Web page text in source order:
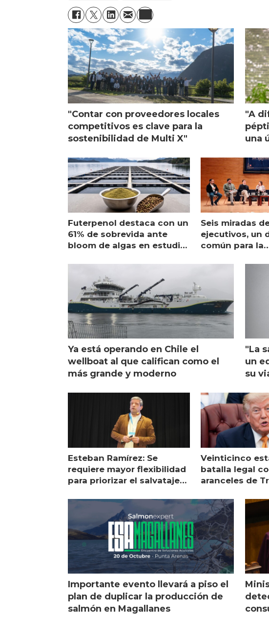
"Contar con proveedores locales
competitivos es clave para la
sostenibilidad de Multi X"
"A
una
Futerpenol destaca con un
61% de sobrevida ante
bloom de algas en estudio
Seis miradas
ejecutivos, un
común para la
Ya está operando en Chile el
wellboat al que califican como el
más grande y moderno
"La
un
su
Esteban Ramírez: Se
requiere mayor flexibilidad
para priorizar el salvataje
Veinticinco
batalla legal
aranceles de
Importante evento llevará a piso el
plan de duplicar la producción de
salmón en Magallanes